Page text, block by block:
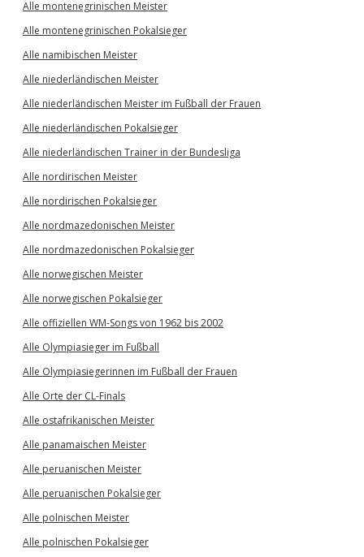
Alle montenegrinischen Meister
Alle montenegrinischen Pokalsieger
Alle namibischen Meister
Alle niederländischen Meister
Alle niederländischen Meister im Fußball der Frauen
Alle niederländischen Pokalsieger
Alle niederländischen Trainer in der Bundesliga
Alle nordirischen Meister
Alle nordirischen Pokalsieger
Alle nordmazedonischen Meister
Alle nordmazedonischen Pokalsieger
Alle norwegischen Meister
Alle norwegischen Pokalsieger
Alle offiziellen WM-Songs von 1962 bis 2002
Alle Olympiasieger im Fußball
Alle Olympiasiegerinnen im Fußball der Frauen
Alle Orte der CL-Finals
Alle ostafrikanischen Meister
Alle panamaischen Meister
Alle peruanischen Meister
Alle peruanischen Pokalsieger
Alle polnischen Meister
Alle polnischen Pokalsieger